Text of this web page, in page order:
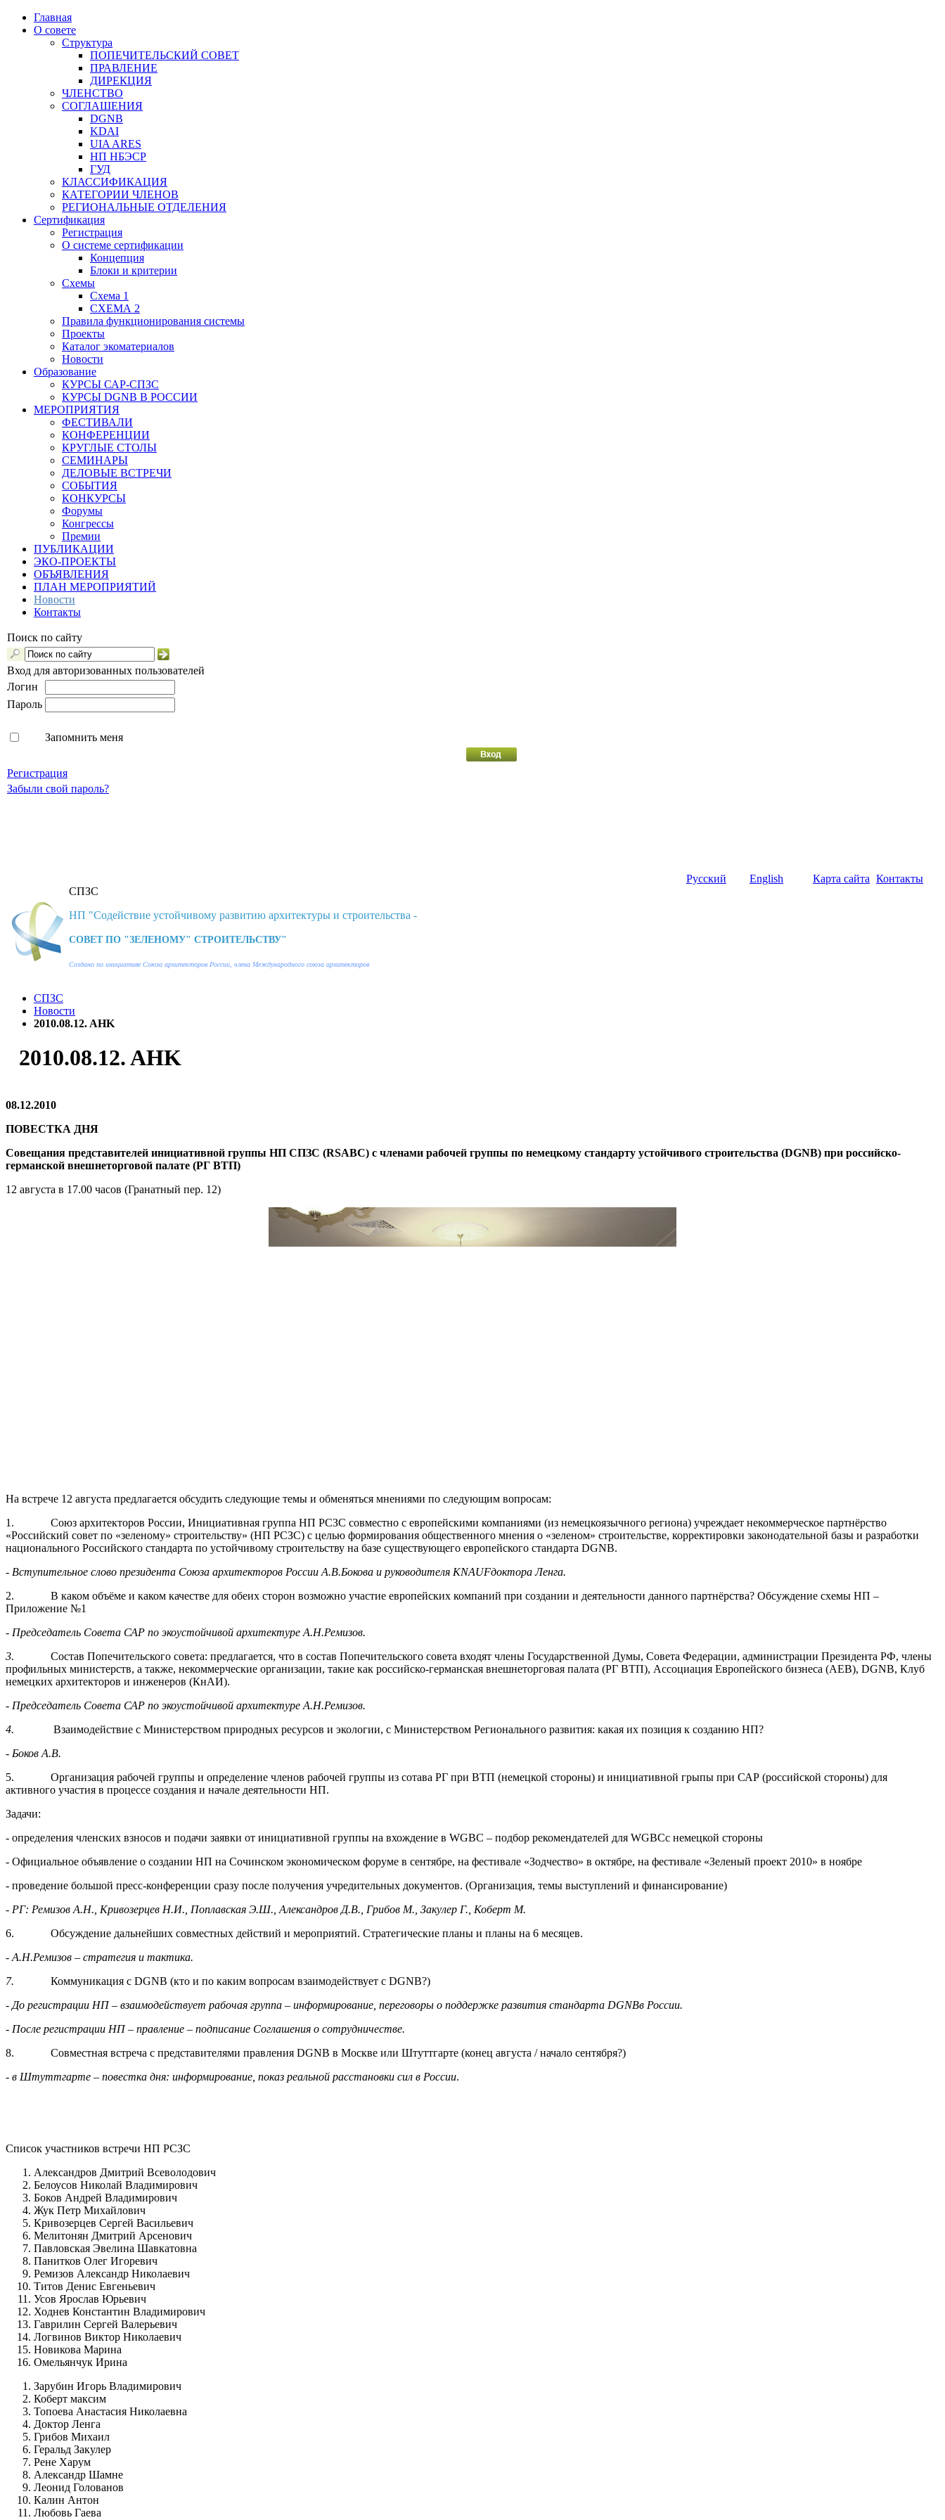
Главная
О совете
Структура
ПОПЕЧИТЕЛЬСКИЙ СОВЕТ
ПРАВЛЕНИЕ
ДИРЕКЦИЯ
ЧЛЕНСТВО
СОГЛАШЕНИЯ
DGNB
KDAI
UIA ARES
НП НБЭСР
ГУД
КЛАССИФИКАЦИЯ
КАТЕГОРИИ ЧЛЕНОВ
РЕГИОНАЛЬНЫЕ ОТДЕЛЕНИЯ
Сертификация
Регистрация
О системе сертификации
Концепция
Блоки и критерии
Схемы
Схема 1
СХЕМА 2
Правила функционирования системы
Проекты
Каталог экоматериалов
Новости
Образование
КУРСЫ САР-СПЗС
КУРСЫ DGNB В РОССИИ
МЕРОПРИЯТИЯ
ФЕСТИВАЛИ
КОНФЕРЕНЦИИ
КРУГЛЫЕ СТОЛЫ
СЕМИНАРЫ
ДЕЛОВЫЕ ВСТРЕЧИ
СОБЫТИЯ
КОНКУРСЫ
Форумы
Конгрессы
Премии
ПУБЛИКАЦИИ
ЭКО-ПРОЕКТЫ
ОБЪЯВЛЕНИЯ
ПЛАН МЕРОПРИЯТИЙ
Новости
Контакты
Поиск по сайту
Вход для авторизованных пользователей
Логин
Пароль
Запомнить меня
Регистрация
Забыли свой пароль?
Русский English Карта сайта Контакты
СПЗС
НП "Содействие устойчивому развитию архитектуры и строительства -
СОВЕТ ПО "ЗЕЛЕНОМУ" СТРОИТЕЛЬСТВУ"
Создано по инициативе Союза архитекторов России, члена Международного союза архитекторов
СПЗС
Новости
2010.08.12. AHK
2010.08.12. AHK
08.12.2010
ПОВЕСТКА ДНЯ
Совещания представителей инициативной группы НП СПЗС (RSABC) c членами рабочей группы по немецкому стандарту устойчивого строительства (DGNB) при российско-
германской внешнеторговой палате (РГ ВТП)
12 августа в 17.00 часов (Гранатный пер. 12)
На встрече 12 августа предлагается обсудить следующие темы и обменяться мнениями по следующим вопросам:
1. Союз архитекторов России, Инициативная группа НП РСЗС совместно с европейскими компаниями (из немецкоязычного региона) учреждает некоммерческое партнёрство
«Российский совет по «зеленому» строительству» (НП РСЗС) с целью формирования общественного мнения о «зеленом» строительстве, корректировки законодательной базы и разработки
национального Российского стандарта по устойчивому строительству на базе существующего европейского стандарта DGNB.
- Вступительное слово президента Союза архитекторов России А.В.Бокова и руководителя KNAUFдоктора Ленга.
2. В каком объёме и каком качестве для обеих сторон возможно участие европейских компаний при создании и деятельности данного партнёрства? Обсуждение схемы НП –
Приложение №1
- Председатель Совета САР по экоустойчивой архитектуре А.Н.Ремизов.
3. Состав Попечительского совета: предлагается, что в состав Попечительского совета входят члены Государственной Думы, Совета Федерации, администрации Президента РФ, члены
профильных министерств, а также, некоммерческие организации, такие как российско-германская внешнеторговая палата (РГ ВТП), Ассоциация Европейского бизнеса (AEB), DGNB, Клуб
немецких архитекторов и инженеров (КнАИ).
- Председатель Совета САР по экоустойчивой архитектуре А.Н.Ремизов.
4.
Взаимодействие с Министерством природных ресурсов и экологии, с Министерством Регионального развития: какая их позиция к созданию НП?
- Боков А.В.
5. Организация рабочей группы и определение членов рабочей группы из сотава РГ при ВТП (немецкой стороны) и инициативной грыпы при САР (российской стороны) для
активного участия в процессе создания и начале деятельности НП.
Задачи:
- определения членских взносов и подачи заявки от инициативной группы на вхождение в WGBC – подбор рекомендателей для WGBCс немецкой стороны
- Официальное объявление о создании НП на Сочинском экономическом форуме в сентябре, на фестивале «Зодчество» в октябре, на фестивале «Зеленый проект 2010» в ноябре
- проведение большой пресс-конференции сразу после получения учредительных документов. (Организация, темы выступлений и финансирование)
- РГ: Ремизов А.Н., Кривозерцев Н.И., Поплавская Э.Ш., Александров Д.В., Грибов М., Закулер Г., Коберт М.
6. Обсуждение дальнейших совместных действий и мероприятий. Стратегические планы и планы на 6 месяцев.
- А.Н.Ремизов – стратегия и тактика.
7. Коммуникация с DGNB (кто и по каким вопросам взаимодействует с DGNB?)
- До регистрации НП – взаимодействует рабочая группа – информирование, переговоры о поддержке развития стандарта DGNBв России.
- После регистрации НП – правление – подписание Соглашения о сотрудничестве.
8. Совместная встреча с представителями правления DGNB в Москве или Штуттгарте (конец августа / начало сентября?)
- в Штуттгарте – повестка дня: информирование, показ реальной расстановки сил в России.
Список участников встречи НП РСЗС
Александров Дмитрий Всеволодович
Белоусов Николай Владимирович
Боков Андрей Владимирович
Жук Петр Михайлович
Кривозерцев Сергей Васильевич
Мелитонян Дмитрий Арсенович
Павловская Эвелина Шавкатовна
Панитков Олег Игоревич
Ремизов Александр Николаевич
Титов Денис Евгеньевич
Усов Ярослав Юрьевич
Ходнев Константин Владимирович
Гаврилин Сергей Валерьевич
Логвинов Виктор Николаевич
Новикова Марина
Омельянчук Ирина
Зарубин Игорь Владимирович
Коберт максим
Топоева Анастасия Николаевна
Доктор Ленга
Грибов Михаил
Геральд Закулер
Рене Харум
Александр Шамне
Леонид Голованов
Калин Антон
Любовь Гаева